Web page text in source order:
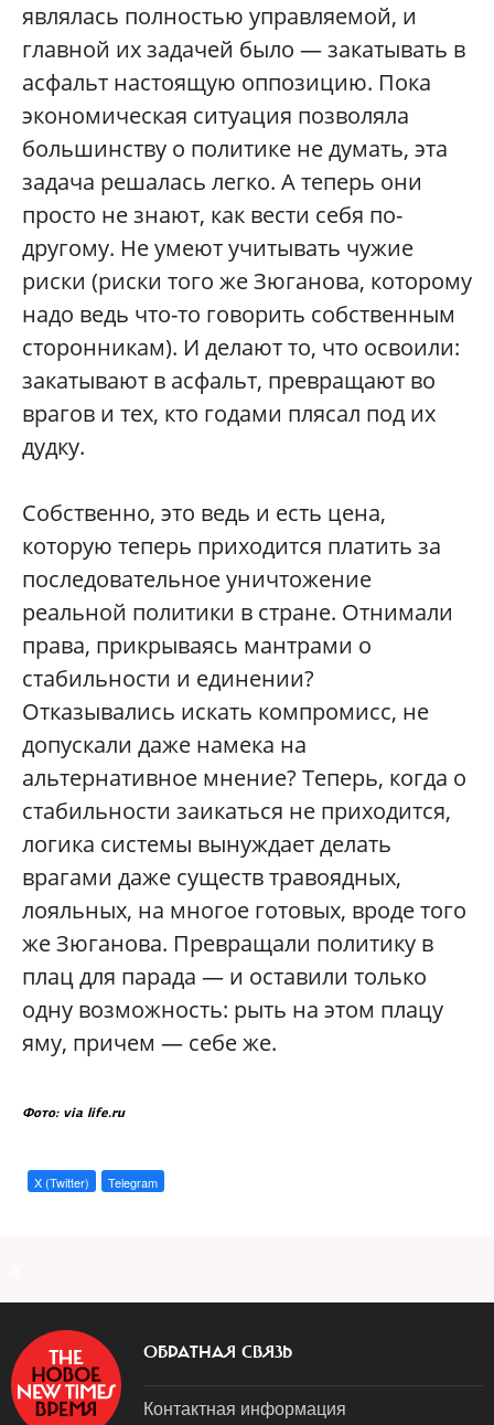
являлась полностью управляемой, и
главной их задачей было — закатывать в
асфальт настоящую оппозицию. Пока
экономическая ситуация позволяла
большинству о политике не думать, эта
задача решалась легко. А теперь они
просто не знают, как вести себя по-
другому. Не умеют учитывать чужие
риски (риски того же Зюганова, которому
надо ведь что-то говорить собственным
сторонникам). И делают то, что освоили:
закатывают в асфальт, превращают во
врагов и тех, кто годами плясал под их
дудку.
Собственно, это ведь и есть цена,
которую теперь приходится платить за
последовательное уничтожение
реальной политики в стране. Отнимали
права, прикрываясь мантрами о
стабильности и единении?
Отказывались искать компромисс, не
допускали даже намека на
альтернативное мнение? Теперь, когда о
стабильности заикаться не приходится,
логика системы вынуждает делать
врагами даже существ травоядных,
лояльных, на многое готовых, вроде того
же Зюганова. Превращали политику в
плац для парада — и оставили только
одну возможность: рыть на этом плацу
яму, причем — себе же.
Фото: via life.ru
X (Twitter) Telegram
ОБРАТНАЯ СВЯЗЬ
Контактная информация